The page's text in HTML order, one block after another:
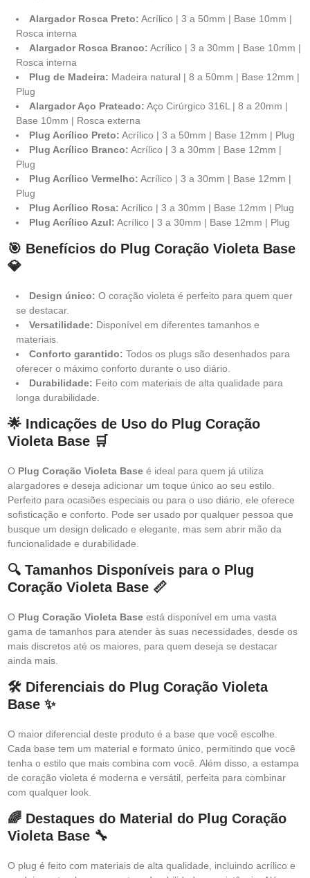
Alargador Rosca Preto: Acrílico | 3 a 50mm | Base 10mm |
Rosca interna
Alargador Rosca Branco: Acrílico | 3 a 30mm | Base 10mm |
Rosca interna
Plug de Madeira: Madeira natural | 8 a 50mm | Base 12mm |
Plug
Alargador Aço Prateado: Aço Cirúrgico 316L | 8 a 20mm |
Base 10mm | Rosca externa
Plug Acrílico Preto: Acrílico | 3 a 50mm | Base 12mm | Plug
Plug Acrílico Branco: Acrílico | 3 a 30mm | Base 12mm |
Plug
Plug Acrílico Vermelho: Acrílico | 3 a 30mm | Base 12mm |
Plug
Plug Acrílico Rosa: Acrílico | 3 a 30mm | Base 12mm | Plug
Plug Acrílico Azul: Acrílico | 3 a 30mm | Base 12mm | Plug
🎯 Benefícios do Plug Coração Violeta Base
💎
Design único: O coração violeta é perfeito para quem quer
se destacar.
Versatilidade: Disponível em diferentes tamanhos e
materiais.
Conforto garantido: Todos os plugs são desenhados para
oferecer o máximo conforto durante o uso diário.
Durabilidade: Feito com materiais de alta qualidade para
longa durabilidade.
🌟 Indicações de Uso do Plug Coração
Violeta Base 🛒
O Plug Coração Violeta Base é ideal para quem já utiliza
alargadores e deseja adicionar um toque único ao seu estilo.
Perfeito para ocasiões especiais ou para o uso diário, ele oferece
sofisticação e conforto. Pode ser usado por qualquer pessoa que
busque um design delicado e elegante, mas sem abrir mão da
funcionalidade e durabilidade.
🔍 Tamanhos Disponíveis para o Plug
Coração Violeta Base 📏
O Plug Coração Violeta Base está disponível em uma vasta
gama de tamanhos para atender às suas necessidades, desde os
mais discretos até os maiores, para quem deseja se destacar
ainda mais.
🛠️ Diferenciais do Plug Coração Violeta
Base ✨
O maior diferencial deste produto é a base que você escolhe.
Cada base tem um material e formato único, permitindo que você
tenha o estilo que mais combina com você. Além disso, a estampa
de coração violeta é moderna e versátil, perfeita para combinar
com qualquer look.
🌈 Destaques do Material do Plug Coração
Violeta Base 🔧
O plug é feito com materiais de alta qualidade, incluindo acrílico e